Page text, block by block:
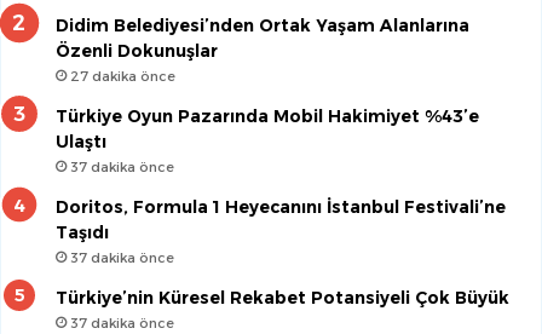
Didim Belediyesi’nden Ortak Yaşam Alanlarına
Özenli Dokunuşlar
27 dakika önce
Türkiye Oyun Pazarında Mobil Hakimiyet %43’e
Ulaştı
37 dakika önce
Doritos, Formula 1 Heyecanını İstanbul Festivali’ne
Taşıdı
37 dakika önce
Türkiye’nin Küresel Rekabet Potansiyeli Çok Büyük
37 dakika önce